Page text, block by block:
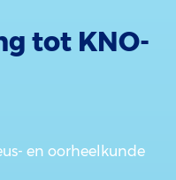
tot KNO-
en oorheelkunde